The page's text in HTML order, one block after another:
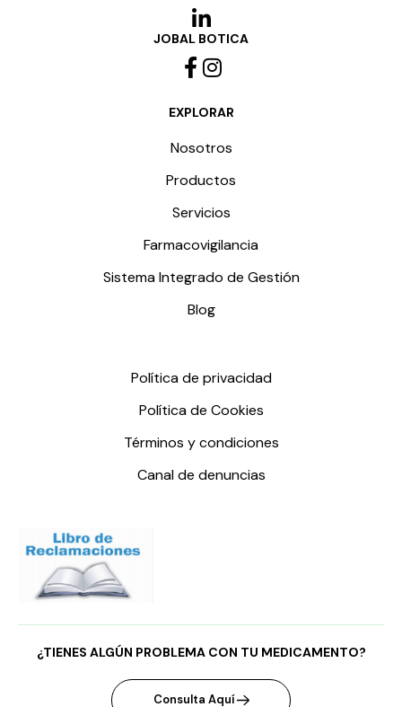
JOBAL BOTICA
EXPLORAR
Nosotros
Productos
Servicios
Farmacovigilancia
Sistema Integrado de Gestión
Blog
Política de privacidad
Política de Cookies
Términos y condiciones
Canal de denuncias
¿TIENES ALGÚN PROBLEMA CON TU MEDICAMENTO?
Consulta Aquí